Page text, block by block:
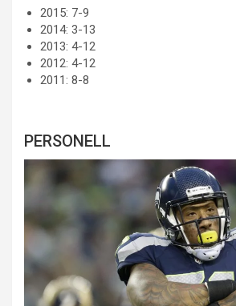
2015: 7-9
2014: 3-13
2013: 4-12
2012: 4-12
2011: 8-8
PERSONELL